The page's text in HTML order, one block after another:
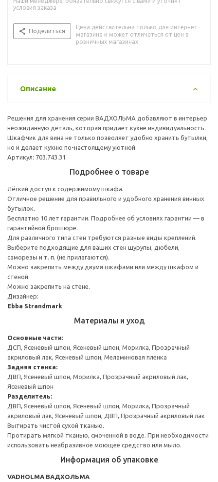
условия заказа
Поделиться
Цена действительна только для интернет-
магазина и может отличаться от цен в
розничных магазинах
Описание
Решения для хранения серии ВАДХОЛЬМА добавляют в интерьер
неожиданную деталь, которая придает кухне индивидуальность.
Шкафчик для вина не только позволяет удобно хранить бутылки,
но и делает кухню по-настоящему уютной.
Артикул: 703.743.31
Подробнее о товаре
Лёгкий доступ к содержимому шкафа.
Отличное решение для правильного и удобного хранения винных
бутылок.
Бесплатно 10 лет гарантии. Подробнее об условиях гарантии — в
гарантийной брошюре.
Для различного типа стен требуются разные виды креплений.
Выберите подходящие для ваших стен шурупы, дюбели,
саморезы и т. п. (не прилагаются).
Можно закрепить между двумя шкафами или между шкафом и
стеной.
Можно закрепить на стене.
Дизайнер:
Ebba Strandmark
Материалы и уход
Основные части:
ДСП, Ясеневый шпон, Ясеневый шпон, Морилка, Прозрачный
акриловый лак, Ясеневый шпон, Меламиновая пленка
Задняя стенка:
ДВП, Ясеневый шпон, Морилка, Прозрачный акриловый лак,
Ясеневый шпон
Разделитель:
ДВП, Ясеневый шпон, Ясеневый шпон, Морилка, Прозрачный
акриловый лак, Ясеневый шпон, ДВП, Прозрачный акриловый лак
Вытирать чистой сухой тканью.
Протирать мягкой тканью, смоченной в воде. При необходимости
использовать неабразивное моющее средство или мыло.
Информация об упаковке
VADHOLMA ВАДХОЛЬМА